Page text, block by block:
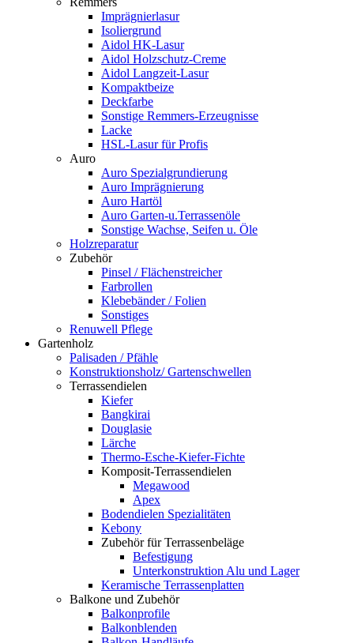
Imprägnierlasur
Isoliergrund
Aidol HK-Lasur
Aidol Holzschutz-Creme
Aidol Langzeit-Lasur
Kompaktbeize
Deckfarbe
Sonstige Remmers-Erzeugnisse
Lacke
HSL-Lasur für Profis
Auro
Auro Spezialgrundierung
Auro Imprägnierung
Auro Hartöl
Auro Garten-u.Terrassenöle
Sonstige Wachse, Seifen u. Öle
Holzreparatur
Zubehör
Pinsel / Flächenstreicher
Farbrollen
Klebebänder / Folien
Sonstiges
Renuwell Pflege
Gartenholz
Palisaden / Pfähle
Konstruktionsholz/ Gartenschwellen
Terrassendielen
Kiefer
Bangkirai
Douglasie
Lärche
Thermo-Esche-Kiefer-Fichte
Komposit-Terrassendielen
Megawood
Apex
Bodendielen Spezialitäten
Kebony
Zubehör für Terrassenbeläge
Befestigung
Unterkonstruktion Alu und Lager
Keramische Terrassenplatten
Balkone und Zubehör
Balkonprofile
Balkonblenden